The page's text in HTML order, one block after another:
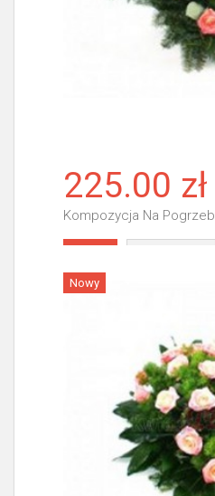
225.00 zł
Kompozycja Na Pogrzeb
Nowy